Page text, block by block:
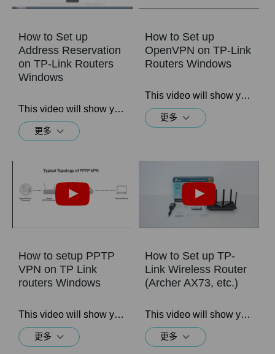
How to Set up
Address Reservation
on TP-Link Routers
Windows
This video will show you how to set up Address Reservation on TP-Link routers.
更多
How to Set up
OpenVPN on TP-Link
Routers Windows
This video will show you how to set up OpenVPN on a TP-Link Wi-Fi router. For more information, visit www.tp-link.com/support.
更多
How to setup PPTP
VPN on TP Link
routers Windows
This video will show you how to set up PPTP VPN on a TP-Link Wi-Fi router. For more information, visit www.tp-link.com/support
更多
How to Set up TP-
Link Wireless Router
(Archer AX73, etc.)
This video will show you how to connect and configure a TP-Link Wi-Fi router. For more information, visit www.tp-link.com/support.
更多